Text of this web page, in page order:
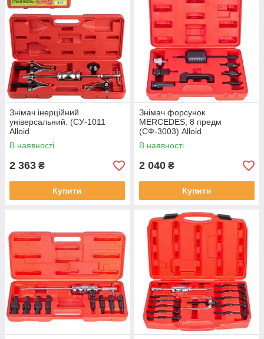
Знімач інерційний
універсальний. (СУ-1011
Alloid
В наявності
2 363 ₴
Купити
Знімач форсунок
MERCEDES, 8 предм
(СФ-3003) Alloid
В наявності
2 040 ₴
Купити